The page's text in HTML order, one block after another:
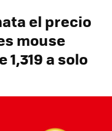
el precio
mouse
a solo